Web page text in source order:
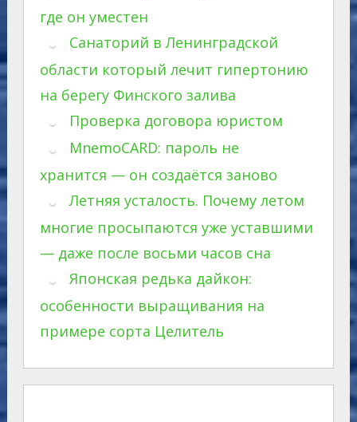
где он уместен
Санаторий в Ленинградской
области который лечит гипертонию
на берегу Финского залива
Проверка договора юристом
MnemoCARD: пароль не
хранится — он создаётся заново
Летняя усталость. Почему летом
многие просыпаются уже уставшими
— даже после восьми часов сна
Японская редька дайкон:
особенности выращивания на
примере сорта Целитель